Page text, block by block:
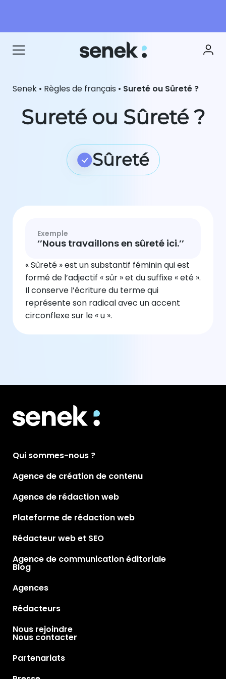
Senek • Règles de français • Sureté ou Sûreté ?
Sureté ou Sûreté ?
Sûreté
Exemple
‘’Nous travaillons en sûreté ici.’’
« Sûreté » est un substantif féminin qui est
formé de l’adjectif « sûr » et du suffixe « eté ».
Il conserve l’écriture du terme qui
représente son radical avec un accent
circonflexe sur le « u ».
Qui sommes-nous ?
Agence de création de contenu
Agence de rédaction web
Plateforme de rédaction web
Rédacteur web et SEO
Agence de communication éditoriale
Blog
Agences
Rédacteurs
Nous rejoindre
Nous contacter
Partenariats